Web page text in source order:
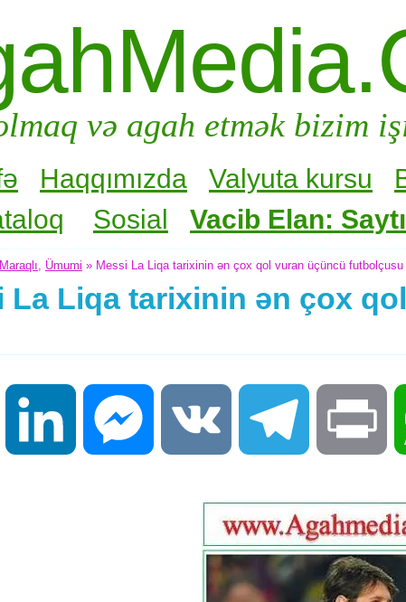
və agah etmək bizim
Haqqımızda Valyuta kursu
Sosial Vacib Elan:
Maraqlı Ümumi » Messi La Liqa tarixinin ən çox qol vuran üçüncü futbolçusu
La Liqa tarixinin ən çox
Facebook LinkedIn Messenger VK